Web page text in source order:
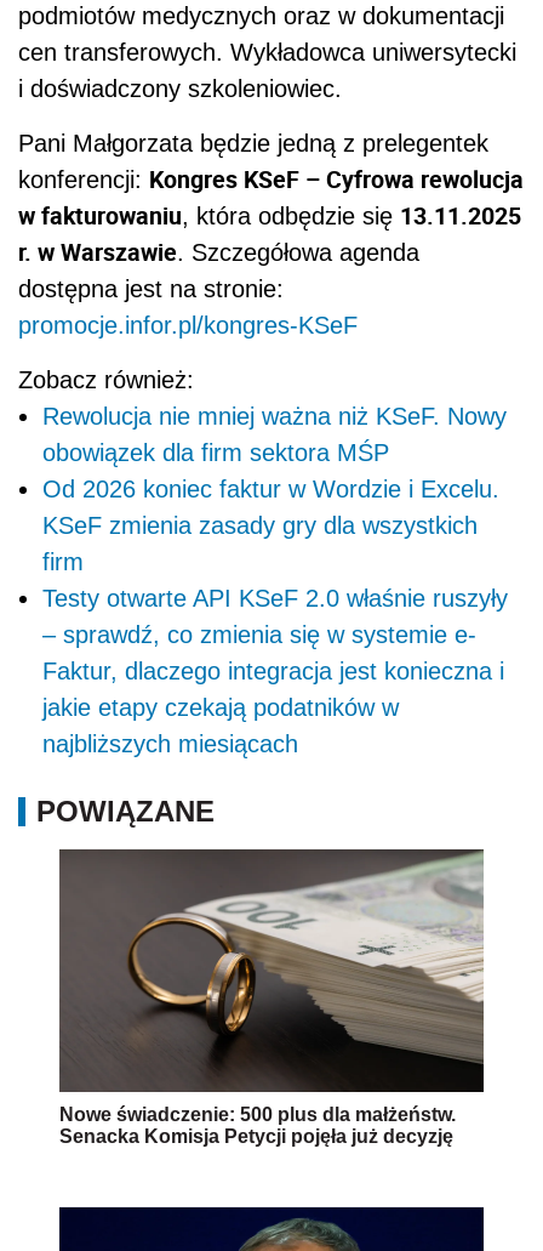
podmiotów medycznych oraz w dokumentacji
cen transferowych. Wykładowca uniwersytecki
i doświadczony szkoleniowiec.
Pani Małgorzata będzie jedną z prelegentek
konferencji: Kongres KSeF – Cyfrowa rewolucja
w fakturowaniu, która odbędzie się 13.11.2025
r. w Warszawie. Szczegółowa agenda
dostępna jest na stronie:
promocje.infor.pl/kongres-KSeF
Zobacz również:
Rewolucja nie mniej ważna niż KSeF. Nowy
obowiązek dla firm sektora MŚP
Od 2026 koniec faktur w Wordzie i Excelu.
KSeF zmienia zasady gry dla wszystkich
firm
Testy otwarte API KSeF 2.0 właśnie ruszyły
– sprawdź, co zmienia się w systemie e-
Faktur, dlaczego integracja jest konieczna i
jakie etapy czekają podatników w
najbliższych miesiącach
POWIĄZANE
Nowe świadczenie: 500 plus dla małżeństw.
Senacka Komisja Petycji pojęła już decyzję